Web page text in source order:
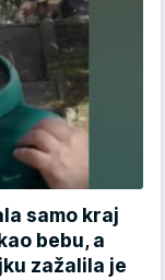
samo kraj
bebu, a
zažalila je